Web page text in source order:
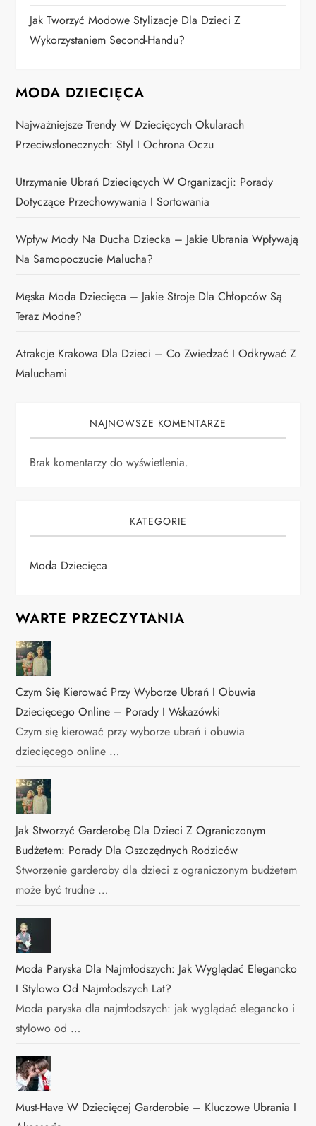
Jak Tworzyć Modowe Stylizacje Dla Dzieci Z
Wykorzystaniem Second-Handu?
MODA DZIECIĘCA
Najważniejsze Trendy W Dziecięcych Okularach
Przeciwsłonecznych: Styl I Ochrona Oczu
Utrzymanie Ubrań Dziecięcych W Organizacji: Porady
Dotyczące Przechowywania I Sortowania
Wpływ Mody Na Ducha Dziecka – Jakie Ubrania Wpływają
Na Samopoczucie Malucha?
Męska Moda Dziecięca – Jakie Stroje Dla Chłopców Są
Teraz Modne?
Atrakcje Krakowa Dla Dzieci – Co Zwiedzać I Odkrywać Z
Maluchami
NAJNOWSZE KOMENTARZE
Brak komentarzy do wyświetlenia.
KATEGORIE
Moda Dziecięca
WARTE PRZECZYTANIA
Czym Się Kierować Przy Wyborze Ubrań I Obuwia
Dziecięcego Online – Porady I Wskazówki
Czym się kierować przy wyborze ubrań i obuwia
dziecięcego online …
Jak Stworzyć Garderobę Dla Dzieci Z Ograniczonym
Budżetem: Porady Dla Oszczędnych Rodziców
Stworzenie garderoby dla dzieci z ograniczonym budżetem
może być trudne …
Moda Paryska Dla Najmłodszych: Jak Wyglądać Elegancko
I Stylowo Od Najmłodszych Lat?
Moda paryska dla najmłodszych: jak wyglądać elegancko i
stylowo od …
Must-Have W Dziecięcej Garderobie – Kluczowe Ubrania I